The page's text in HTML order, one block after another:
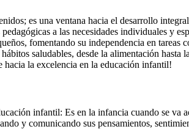
es una ventana hacia el desarrollo
a las necesidades individuales y
fomentando su independencia en tareas
saludables, desde la alimentación hasta
hacia la excelencia en la educación infantil!
infantil: Es en la infancia cuando se va
y comunicando sus pensamientos,